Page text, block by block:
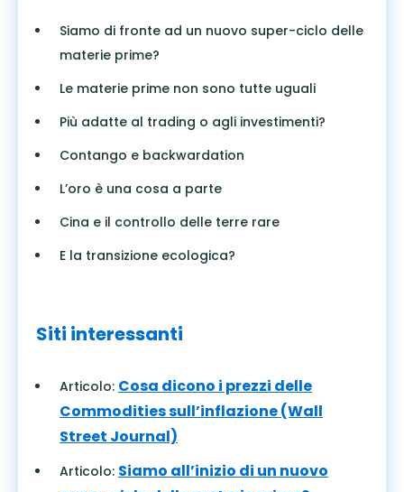
Siamo di fronte ad un nuovo super-ciclo delle
materie prime?
Le materie prime non sono tutte uguali
Più adatte al trading o agli investimenti?
Contango e backwardation
L’oro è una cosa a parte
Cina e il controllo delle terre rare
E la transizione ecologica?
Siti interessanti
Articolo: Cosa dicono i prezzi delle
Commodities sull’inflazione (Wall
Street Journal)
Articolo: Siamo all’inizio di un nuovo